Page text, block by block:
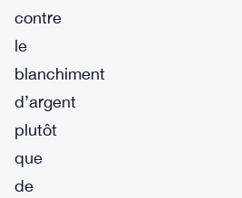
contre
le
blanchiment
d’argent
plutôt
que
de